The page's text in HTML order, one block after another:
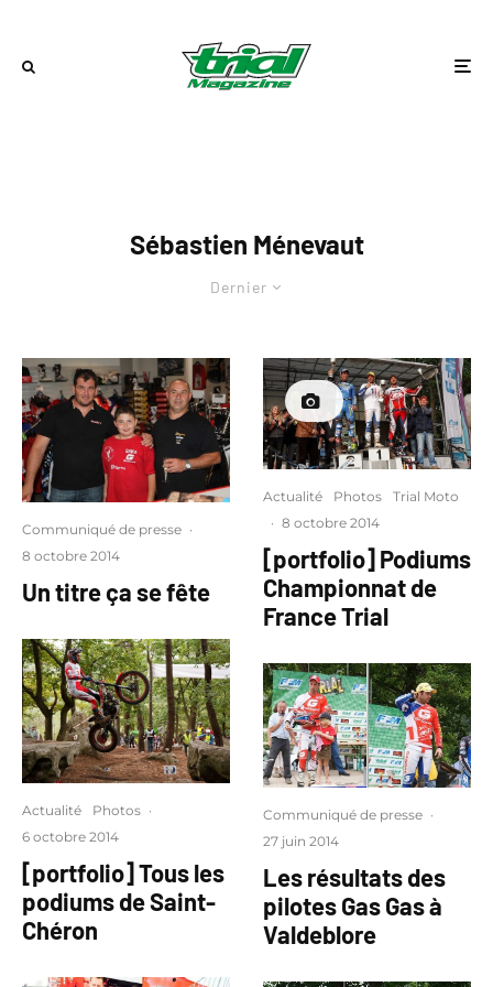
Sébastien Ménevaut
Dernier
Communiqué de presse ·
8 octobre 2014
Un titre ça se fête
Actualité Photos ·
6 octobre 2014
[portfolio] Tous les
podiums de Saint-
Chéron
Actualité Photos
Trial Moto
· 8 octobre 2014
[portfolio] Podiums
Championnat de
France Trial
Communiqué de presse ·
27 juin 2014
Les résultats des
pilotes Gas Gas à
Valdeblore